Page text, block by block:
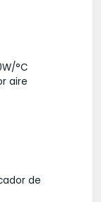
°C
aire
de